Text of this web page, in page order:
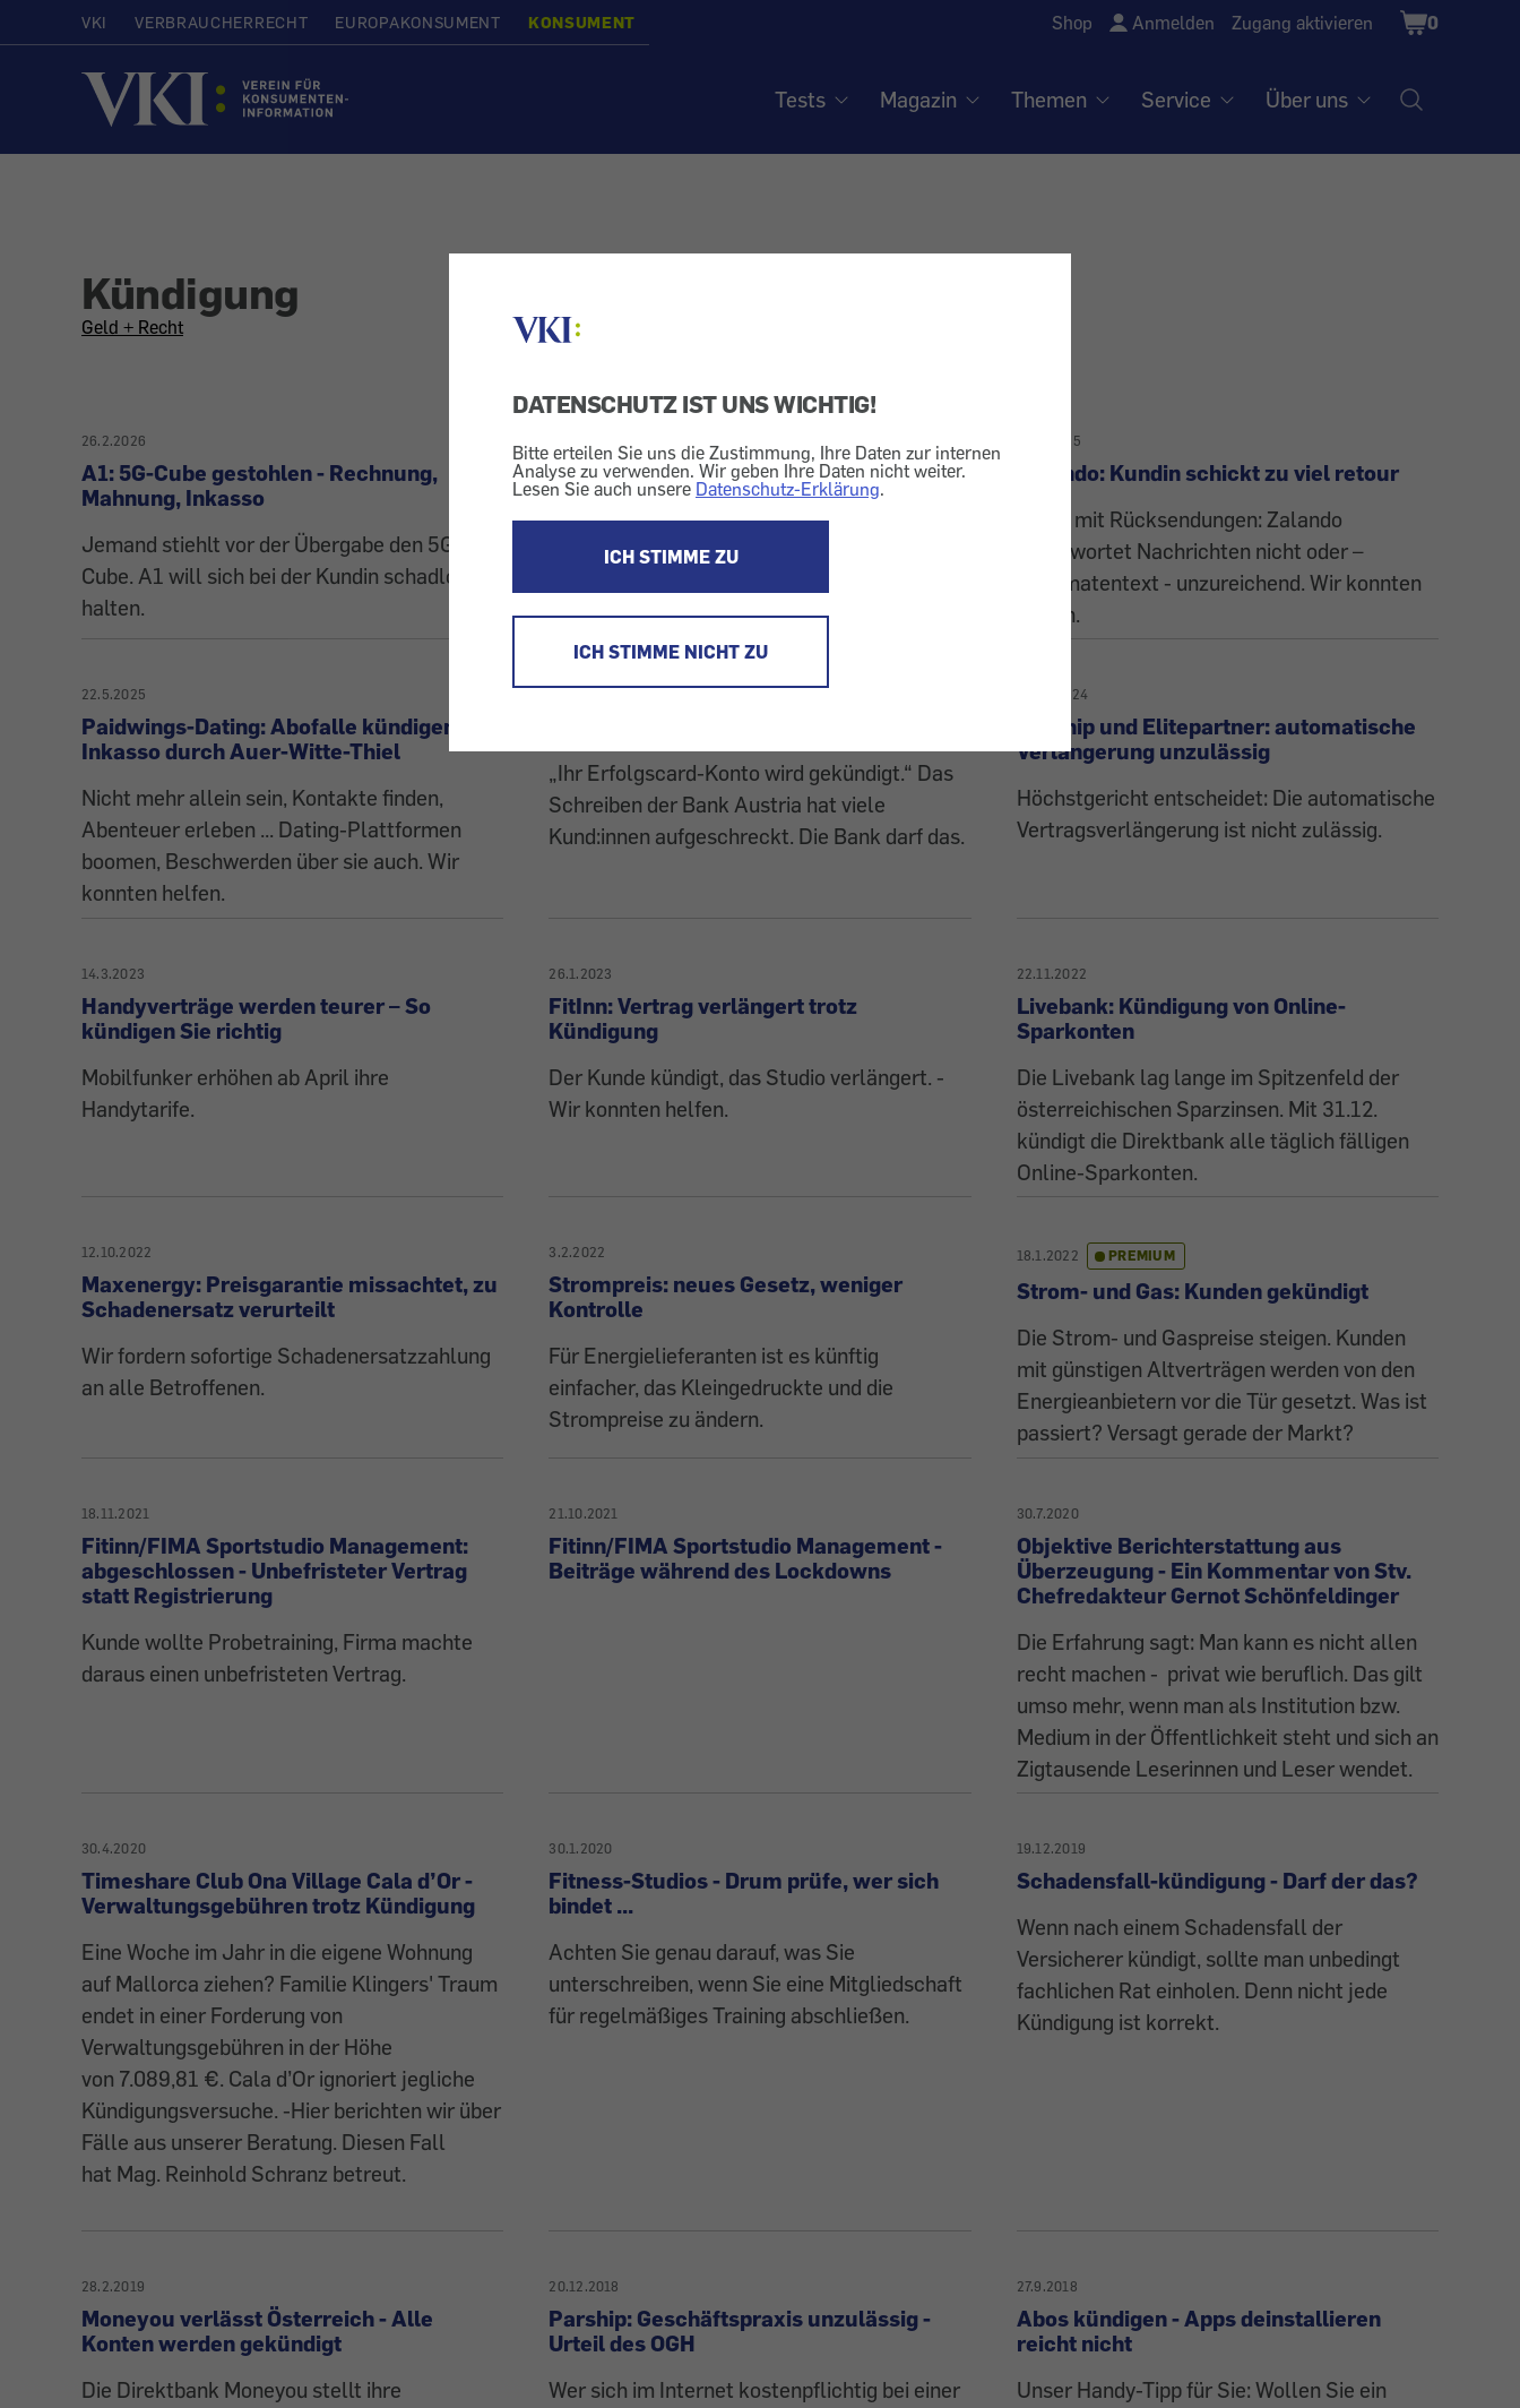
DATENSCHUTZ IST UNS WICHTIG!
Bitte erteilen Sie uns die Zustimmung, Ihre Daten zur internen
Analyse zu verwenden. Wir geben Ihre Daten nicht weiter.
Lesen Sie auch unsere Datenschutz-Erklärung.
ICH STIMME ZU
ICH STIMME NICHT ZU
VKI VERBRAUCHERRECHT EUROPAKONSUMENT KONSUMENT Shop Anmelden Zugang aktivieren
Shopping
Cart
0
Startseite
Tests Magazin Themen Service Über uns
Kündigung
All
on
the
topic
Geld + Recht
26.2.2026
A1: 5G-Cube gestohlen - Rechnung,
Mahnung, Inkasso
Jemand stiehlt vor der Übergabe den 5G-
Cube. A1 will sich bei der Kundin schadlos
halten.
247GYM Fitness-Studio - Doppelte
Abbuchung
Vater zahlt über zwei Jahre doppelt. Wir
28.8.2025
Zalando: Kundin schickt zu viel retour
Ärger mit Rücksendungen: Zalando
beantwortet Nachrichten nicht oder –
Automatentext - unzureichend. Wir konnten
helfen.
22.5.2025
Paidwings-Dating: Abofalle kündigen -
Inkasso durch Auer-Witte-Thiel
Nicht mehr allein sein, Kontakte finden,
Abenteuer erleben ... Dating-Plattformen
boomen, Beschwerden über sie auch. Wir
konnten helfen.
„Ihr Erfolgscard-Konto wird gekündigt.“ Das
Schreiben der Bank Austria hat viele
Kund:innen aufgeschreckt. Die Bank darf das.
24.10.2024
Parship und Elitepartner: automatische
Verlängerung unzulässig
Höchstgericht entscheidet: Die automatische
Vertragsverlängerung ist nicht zulässig.
14.3.2023
Handyverträge werden teurer – So
kündigen Sie richtig
Mobilfunker erhöhen ab April ihre
Handytarife.
26.1.2023
FitInn: Vertrag verlängert trotz
Kündigung
Der Kunde kündigt, das Studio verlängert. -
Wir konnten helfen.
22.11.2022
Livebank: Kündigung von Online-
Sparkonten
Die Livebank lag lange im Spitzenfeld der
österreichischen Sparzinsen. Mit 31.12.
kündigt die Direktbank alle täglich fälligen
Online-Sparkonten.
12.10.2022
Maxenergy: Preisgarantie missachtet, zu
Schadenersatz verurteilt
Wir fordern sofortige Schadenersatzzahlung
an alle Betroffenen.
3.2.2022
Strompreis: neues Gesetz, weniger
Kontrolle
Für Energielieferanten ist es künftig
einfacher, das Kleingedruckte und die
Strompreise zu ändern.
18.1.2022 PREMIUM
Strom- und Gas: Kunden gekündigt
Die Strom- und Gaspreise steigen. Kunden
mit günstigen Altverträgen werden von den
Energieanbietern vor die Tür gesetzt. Was ist
passiert? Versagt gerade der Markt?
18.11.2021
Fitinn/FIMA Sportstudio Management:
abgeschlossen - Unbefristeter Vertrag
statt Registrierung
Kunde wollte Probetraining, Firma machte
daraus einen unbefristeten Vertrag.
21.10.2021
Fitinn/FIMA Sportstudio Management -
Beiträge während des Lockdowns
30.7.2020
Objektive Berichterstattung aus
Überzeugung - Ein Kommentar von Stv.
Chefredakteur Gernot Schönfeldinger
Die Erfahrung sagt: Man kann es nicht allen
recht machen - privat wie beruflich. Das gilt
umso mehr, wenn man als Institution bzw.
Medium in der Öffentlichkeit steht und sich an
Zigtausende Leserinnen und Leser wendet.
30.4.2020
Timeshare Club Ona Village Cala d’Or -
Verwaltungsgebühren trotz Kündigung
Eine Woche im Jahr in die eigene Wohnung
auf Mallorca ziehen? Familie Klingers' Traum
endet in einer Forderung von
Verwaltungsgebühren in der Höhe
von 7.089,81 €. Cala d’Or ignoriert jegliche
Kündigungsversuche. -Hier berichten wir über
Fälle aus unserer Beratung. Diesen Fall
hat Mag. Reinhold Schranz betreut.
30.1.2020
Fitness-Studios - Drum prüfe, wer sich
bindet ...
Achten Sie genau darauf, was Sie
unterschreiben, wenn Sie eine Mitgliedschaft
für regelmäßiges Training abschließen.
19.12.2019
Schadensfall-kündigung - Darf der das?
Wenn nach einem Schadensfall der
Versicherer kündigt, sollte man unbedingt
fachlichen Rat einholen. Denn nicht jede
Kündigung ist korrekt.
28.2.2019
Moneyou verlässt Österreich - Alle
Konten werden gekündigt
Die Direktbank Moneyou stellt ihre
20.12.2018
Parship: Geschäftspraxis unzulässig -
Urteil des OGH
Wer sich im Internet kostenpflichtig bei einer
27.9.2018
Abos kündigen - Apps deinstallieren
reicht nicht
Unser Handy-Tipp für Sie: Wollen Sie ein